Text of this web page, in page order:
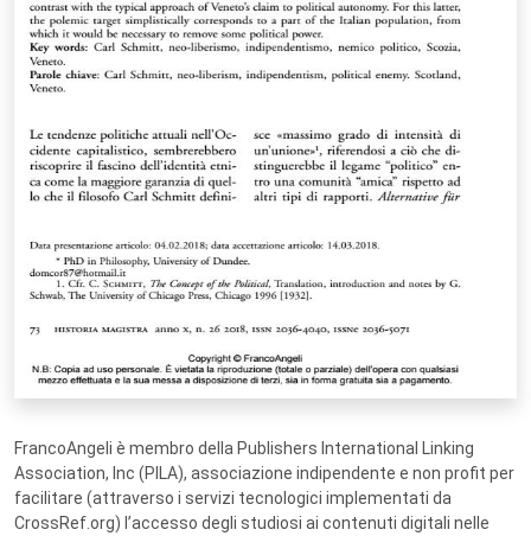
FrancoAngeli è membro della Publishers International Linking
Association, Inc (PILA), associazione indipendente e non profit per
facilitare (attraverso i servizi tecnologici implementati da
CrossRef.org) l’accesso degli studiosi ai contenuti digitali nelle